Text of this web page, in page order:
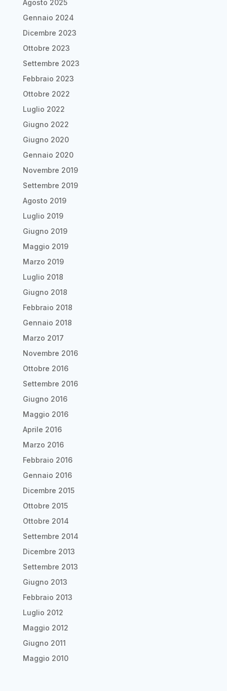
Agosto 2025
Gennaio 2024
Dicembre 2023
Ottobre 2023
Settembre 2023
Febbraio 2023
Ottobre 2022
Luglio 2022
Giugno 2022
Giugno 2020
Gennaio 2020
Novembre 2019
Settembre 2019
Agosto 2019
Luglio 2019
Giugno 2019
Maggio 2019
Marzo 2019
Luglio 2018
Giugno 2018
Febbraio 2018
Gennaio 2018
Marzo 2017
Novembre 2016
Ottobre 2016
Settembre 2016
Giugno 2016
Maggio 2016
Aprile 2016
Marzo 2016
Febbraio 2016
Gennaio 2016
Dicembre 2015
Ottobre 2015
Ottobre 2014
Settembre 2014
Dicembre 2013
Settembre 2013
Giugno 2013
Febbraio 2013
Luglio 2012
Maggio 2012
Giugno 2011
Maggio 2010